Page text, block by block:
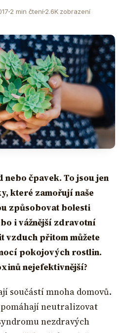
2 min čtení2.6K zobrazení
nebo čpavek. To jsou jen
které zamořují naše
způsobovat bolesti
i vážnější zdravotní
vzduch přitom můžete
pokojových rostlin.
nejefektivnější?
součástí mnoha domovů.
neutralizovat
nezdravých